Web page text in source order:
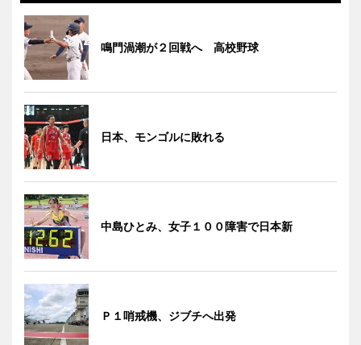
鳴門渦潮が２回戦へ 高校野球
日本、モンゴルに敗れる
中島ひとみ、女子１００障害で日本新
Ｐ１哨戒機、ジブチへ出発